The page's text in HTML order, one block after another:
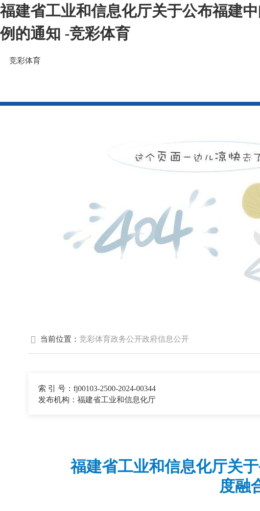
福建省工业和信息化厅关于公布福建
例的通知 -竞彩体育
竞彩体育
当前位置： 竞彩体育政务公开政府信息公开
索 引 号：fj00103-2500-2024-00344
发布机构：福建省工业和信息化厅
福建省工业和信息化厅关
度融